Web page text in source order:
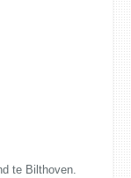
te Bilthoven.